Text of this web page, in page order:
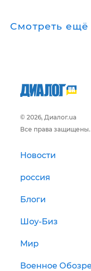
Смотреть ещё
© 2026, Диалог.ua
Все права защищены.
Новости
россия
Блоги
Шоу-Биз
Мир
Военное